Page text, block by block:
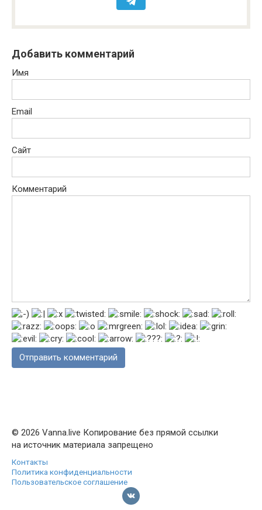
Добавить комментарий
Имя
Email
Сайт
Комментарий
© 2026 Vanna.live Копирование без прямой ссылки
на источник материала запрещено
Контакты
Политика конфиденциальности
Пользовательское соглашение